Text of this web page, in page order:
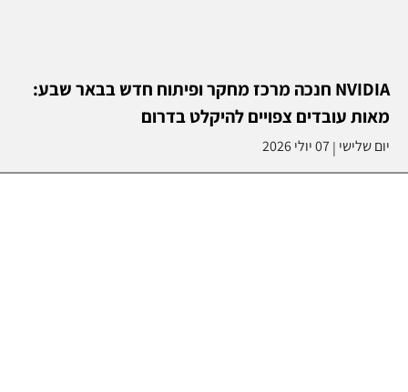
NVIDIA חנכה מרכז מחקר ופיתוח חדש בבאר שבע:
מאות עובדים צפויים להיקלט בדרום
יום שלישי |07 יולי 2026